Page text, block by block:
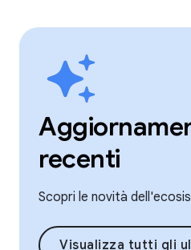
recenti
Scopri le novità